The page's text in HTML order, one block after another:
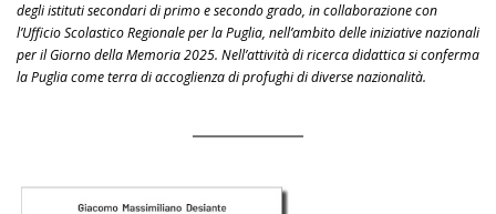
degli istituti secondari di primo e secondo grado, in collaborazione con
l’Ufficio Scolastico Regionale per la Puglia, nell’ambito delle iniziative nazionali
per il Giorno della Memoria 2025. Nell’attività di ricerca didattica si conferma
la Puglia come terra di accoglienza di profughi di diverse nazionalità.